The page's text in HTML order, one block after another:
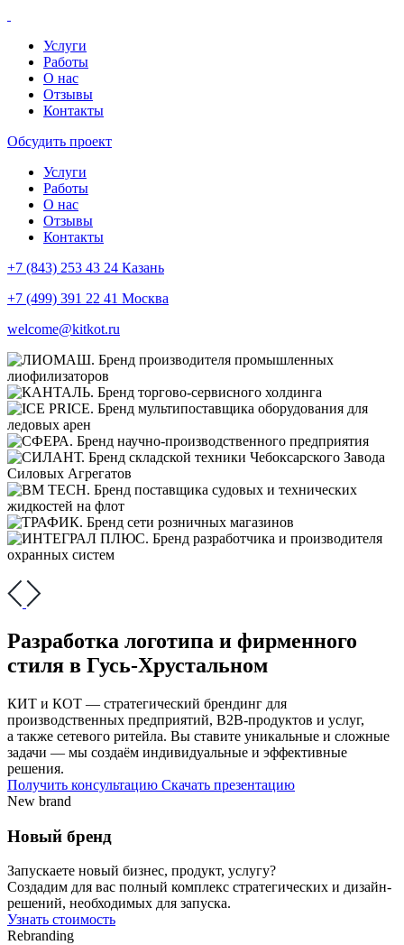
Услуги
Работы
О нас
Отзывы
Контакты
Обсудить проект
Услуги
Работы
О нас
Отзывы
Контакты
+7 (843) 253 43 24 Казань
+7 (499) 391 22 41 Москва
welcome@kitkot.ru
Разработка логотипа и фирменного
стиля в Гусь-Хрустальном
КИТ и КОТ — стратегический брендинг для
производственных предприятий, В2В-продуктов и услуг,
а также сетевого ритейла. Вы ставите уникальные и сложные
задачи — мы создаём индивидуальные и эффективные
решения.
Получить консультацию Скачать презентацию
New brand
Новый бренд
Запускаете новый бизнес, продукт, услугу?
Создадим для вас полный комплекс стратегических и дизайн-
решений, необходимых для запуска.
Узнать стоимость
Rebranding